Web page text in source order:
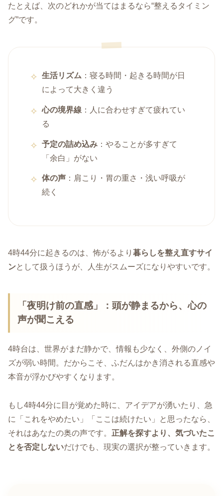
たとえば、次のどれかが当てはまるなら“整えるタイミン
グ”です。
生活リズム ：寝る時間・起きる時間が日
によって大きく違う
心の境界線 ：人に合わせすぎて疲れてい
る
予定の詰め込み ：やることが多すぎて
「余白」がない
体の声 ：肩こり・胃の重さ・浅い呼吸が
続く
4時44分に起きるのは、怖がるより 暮らしを整え直すサイ
ンとして扱うほうが、人生がスムーズになりやすいです。
「夜明け前の直感」：頭が静まるから、心の
声が聞こえる
4時台は、世界がまだ静かで、情報も少なく、外側のノイ
ズが弱い時間。だからこそ、ふだんはかき消される直感や
本音が浮かびやすくなります。
もし4時44分に目が覚めた時に、アイデアが湧いたり、急
に「これをやめたい」「ここは続けたい」と思ったなら、
それはあなたの奥の声です。 正解を探すより、気づいたこ
とを否定しないだけでも、現実の選択が整っていきます。